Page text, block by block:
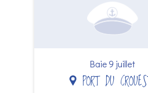
Baie 9 juillet
PORT DU